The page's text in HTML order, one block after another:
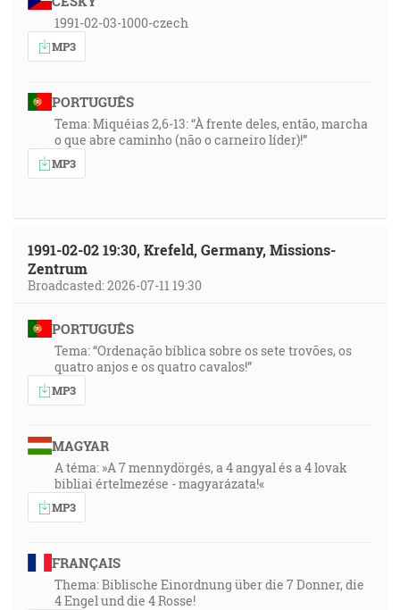
1991-02-03-1000-czech
MP3
PORTUGUÊS
Tema: Miquéias 2,6-13: “À frente deles, então, marcha
o que abre caminho (não o carneiro líder)!”
MP3
1991-02-02 19:30, Krefeld, Germany, Missions-
Zentrum
Broadcasted: 2026-07-11 19:30
PORTUGUÊS
Tema: “Ordenação bíblica sobre os sete trovões, os
quatro anjos e os quatro cavalos!”
MP3
MAGYAR
A téma: »A 7 mennydörgés, a 4 angyal és a 4 lovak
bibliai értelmezése - magyarázata!«
MP3
FRANÇAIS
Thema: Biblische Einordnung über die 7 Donner, die
4 Engel und die 4 Rosse!